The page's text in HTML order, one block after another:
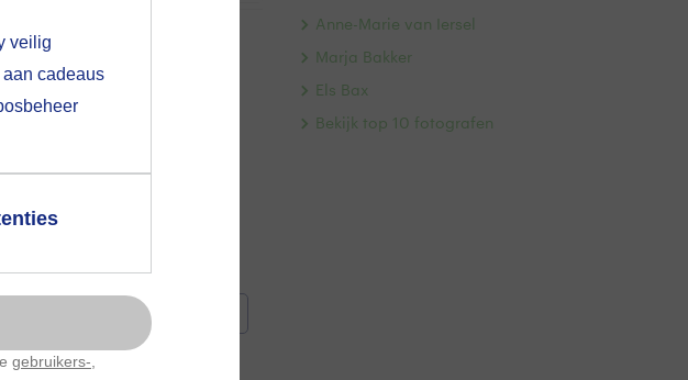
veilig
cadeaus
gebruikers-
Anne-Marie van Iersel
Marja Bakker
Els Bax
Bekijk top 10 fotografen
voor
op hebt
pop-up uit
later